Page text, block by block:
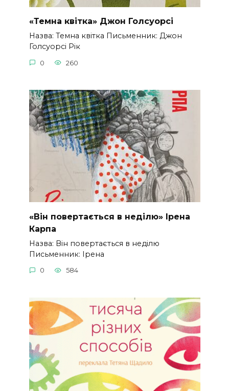
«Темна квітка» Джон Голсуорсі
Назва: Темна квітка Письменник: Джон
Голсуорсі Рік
0 260
«Він повертається в неділю» Ірена
Карпа
Назва: Він повертається в неділю
Письменник: Ірена
0 584